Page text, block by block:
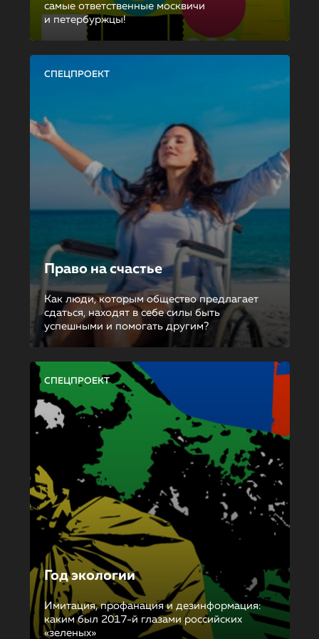
самые ответственные москвичи
и петербуржцы!
СПЕЦПРОЕКТ
Право на счастье
Как люди, которым общество предлагает
сдаться, находят в себе силы быть
успешными и помогать другим?
СПЕЦПРОЕКТ
Год экологии
Имитация, профанация и дезинформация:
каким был 2017-й глазами российских
«зеленых»